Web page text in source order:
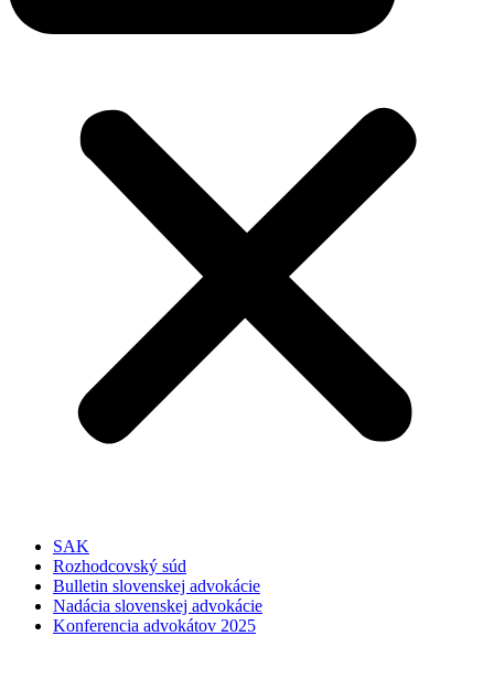
SAK
Rozhodcovský súd
Bulletin slovenskej advokácie
Nadácia slovenskej advokácie
Konferencia advokátov 2025